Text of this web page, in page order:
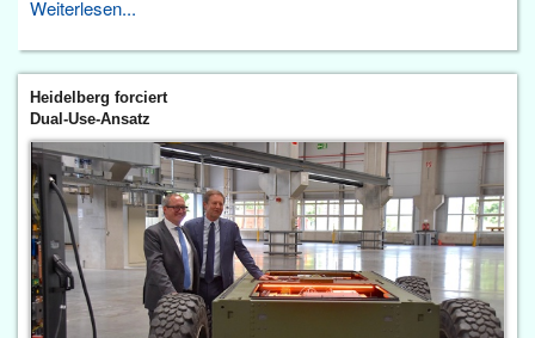
Weiterlesen...
Heidelberg forciert
Dual-Use-Ansatz